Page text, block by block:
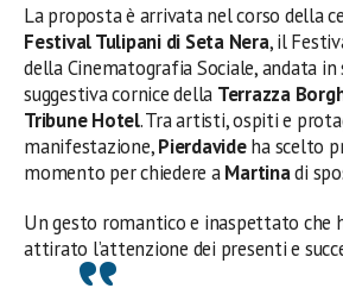
La proposta è arrivata nel corso della
Festival Tulipani di Seta Nera, il
della Cinematografia Sociale, andata in
suggestiva cornice della Terrazza
Tribune Hotel. Tra artisti, ospiti e
manifestazione,Pierdavideha scelto
momento per chiedere aMartinadi
Un gesto romantico e inaspettato che
attirato l’attenzione dei presenti e